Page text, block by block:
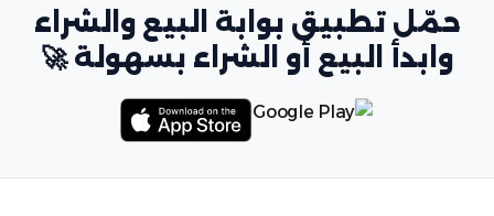
حمّل تطبيق بوابة البيع والشراء
وابدأ البيع أو الشراء بسهولة 🚀